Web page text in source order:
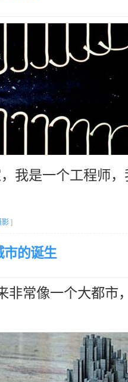
，我是一个工程师
影 ]
市的诞生
非常像一个大都市